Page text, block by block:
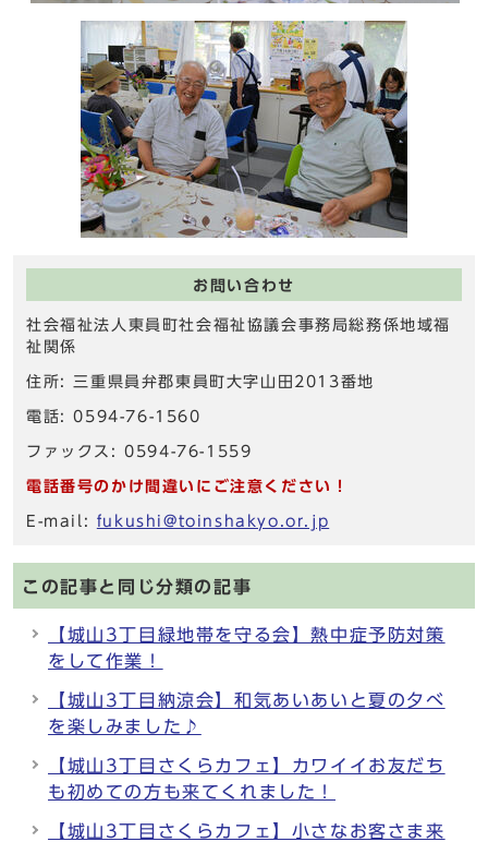
お問い合わせ
社会福祉法人東員町社会福祉協議会事務局総務係地域福
祉関係
住所: 三重県員弁郡東員町大字山田2013番地
電話: 0594-76-1560
ファックス: 0594-76-1559
電話番号のかけ間違いにご注意ください！
E-mail: fukushi@toinshakyo.or.jp
この記事と同じ分類の記事
【城山3丁目緑地帯を守る会】熱中症予防対策
をして作業！
【城山3丁目納涼会】和気あいあいと夏の夕べ
を楽しみました♪
【城山3丁目さくらカフェ】カワイイお友だち
も初めての方も来てくれました！
【城山3丁目さくらカフェ】小さなお客さま来